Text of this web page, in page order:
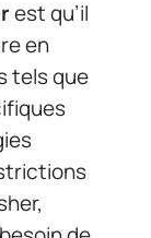
est qu’il
en
tels que